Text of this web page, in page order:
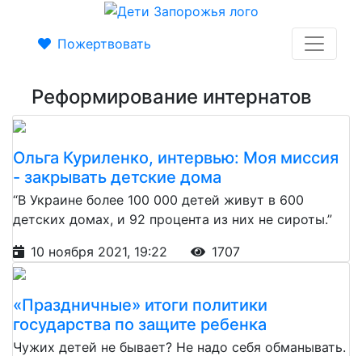
Пожертвовать
Реформирование интернатов
Ольга Куриленко, интервью: Моя миссия
- закрывать детские дома
“В Украине более 100 000 детей живут в 600
детских домах, и 92 процента из них не сироты.”
10 ноября 2021, 19:22
1707
«Праздничные» итоги политики
государства по защите ребенка
Чужих детей не бывает? Не надо себя обманывать.